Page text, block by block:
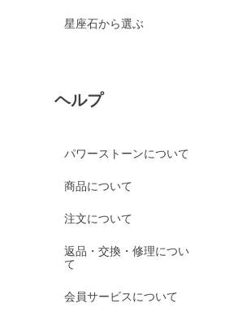
星座石から選ぶ
ヘルプ
パワーストーンについて
商品について
注文について
返品・交換・修理につい
て
会員サービスについて